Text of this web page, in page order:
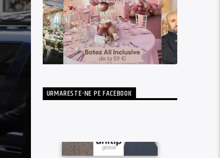
URMARESTE-NE PE FACEBOOK